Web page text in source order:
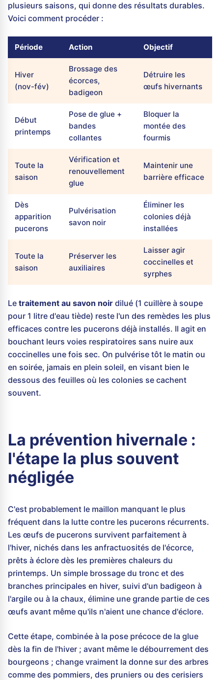
plusieurs saisons, qui donne des résultats durables.
Voici comment procéder :
Période Action Objectif
Hiver
(nov-fév)
Brossage des
écorces,
badigeon
Détruire les
œufs hivernants
Début
printemps
Pose de glue +
bandes
collantes
Bloquer la
montée des
fourmis
Toute la
saison
Vérification et
renouvellement
glue
Maintenir une
barrière efficace
Dès
apparition
pucerons
Pulvérisation
savon noir
Éliminer les
colonies déjà
installées
Toute la
saison
Préserver les
auxiliaires
Laisser agir
coccinelles et
syrphes
Le traitement au savon noir dilué (1 cuillère à soupe
pour 1 litre d'eau tiède) reste l'un des remèdes les plus
efficaces contre les pucerons déjà installés. Il agit en
bouchant leurs voies respiratoires sans nuire aux
coccinelles une fois sec. On pulvérise tôt le matin ou
en soirée, jamais en plein soleil, en visant bien le
dessous des feuilles où les colonies se cachent
souvent.
La prévention hivernale :
l'étape la plus souvent
négligée
C'est probablement le maillon manquant le plus
fréquent dans la lutte contre les pucerons récurrents.
Les œufs de pucerons survivent parfaitement à
l'hiver, nichés dans les anfractuosités de l'écorce,
prêts à éclore dès les premières chaleurs du
printemps. Un simple brossage du tronc et des
branches principales en hiver, suivi d'un badigeon à
l'argile ou à la chaux, élimine une grande partie de ces
œufs avant même qu'ils n'aient une chance d'éclore.
Cette étape, combinée à la pose précoce de la glue
dès la fin de l'hiver ; avant même le débourrement des
bourgeons ; change vraiment la donne sur des arbres
comme des pommiers, des pruniers ou des cerisiers